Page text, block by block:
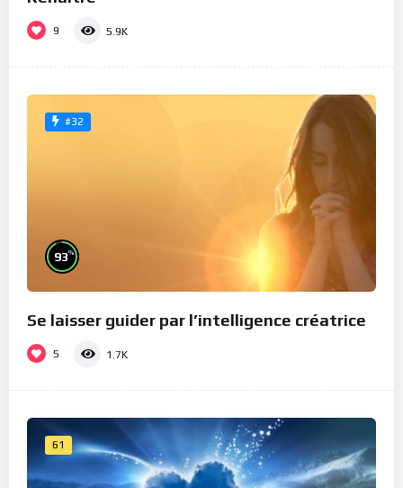
9 5.9K
#32
93%
Se laisser guider par l’intelligence créatrice
5 1.7K
61